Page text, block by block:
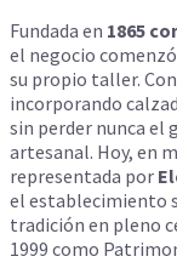
Fundada en 1865
el negocio
su propio taller.
incorporando
sin perder nunca el
artesanal. Hoy, en
representada por
el establecimiento
tradición en pleno
1999 como